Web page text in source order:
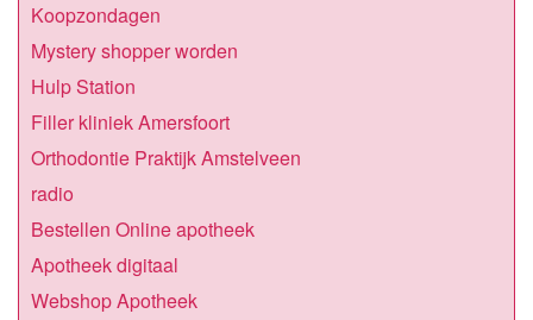
Koopzondagen
Mystery shopper worden
Hulp Station
Filler kliniek Amersfoort
Orthodontie Praktijk Amstelveen
radio
Bestellen Online apotheek
Apotheek digitaal
Webshop Apotheek